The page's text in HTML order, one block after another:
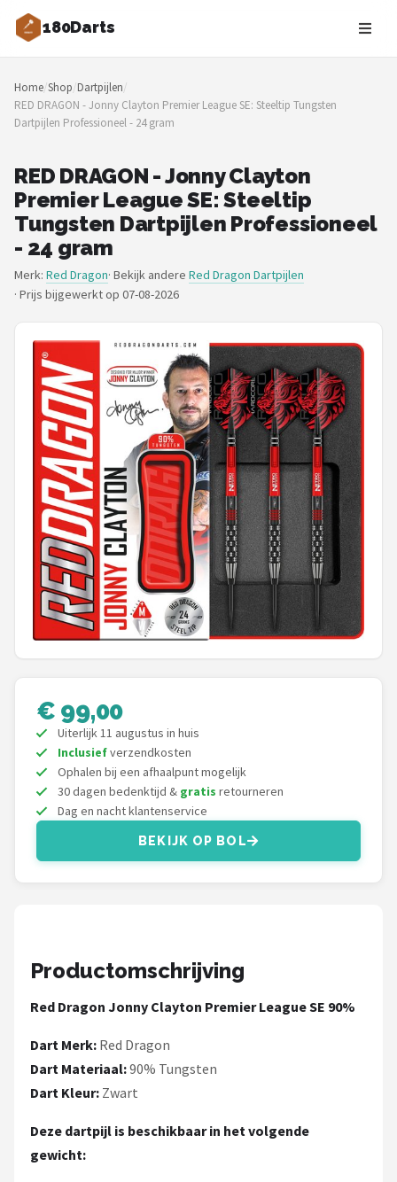
180Darts
Zoeken
NAVIGATIE
Shop
Merken
Blog
Dartspelers
Toernooien
Spelregels
Uitgooilijst
Dartshop
POPULAIRE MERKEN
Target
Winmau
Bull's
Dart
Mission
Harrows
KOTO
Red Dragon
Home/Shop/Dartpijlen/
RED DRAGON - Jonny Clayton Premier League SE: Steeltip Tungsten
Dartpijlen Professioneel - 24 gram
RED DRAGON - Jonny Clayton
Premier League SE: Steeltip
Tungsten Dartpijlen Professioneel
- 24 gram
Merk: Red Dragon· Bekijk andere Red Dragon Dartpijlen
· Prijs bijgewerkt op 07-08-2026
€ 99,00
Uiterlijk 11 augustus in huis
Inclusiefverzendkosten
Ophalen bij een afhaalpunt mogelijk
30 dagen bedenktijd & gratis retourneren
Dag en nacht klantenservice
BEKIJK OP BOL
Productomschrijving
Red Dragon Jonny Clayton Premier League SE 90%
Dart Merk: Red Dragon
Dart Materiaal:90% Tungsten
Dart Kleur: Zwart
Deze dartpijl is beschikbaar in het volgende
gewicht: